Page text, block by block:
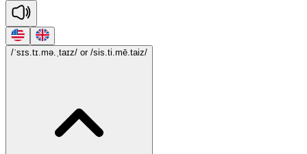
/ˈsɪs.tɪ.mə.ˌtaɪz/ or /sis.ti.mē.taiz/